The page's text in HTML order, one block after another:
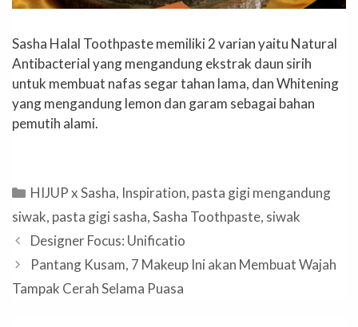
Sasha Halal Toothpaste memiliki 2 varian yaitu Natural
Antibacterial yang mengandung ekstrak daun sirih
untuk membuat nafas segar tahan lama, dan Whitening
yang mengandung lemon dan garam sebagai bahan
pemutih alami.
Categories
HIJUP x Sasha, Inspiration, pasta gigi mengandung
siwak, pasta gigi sasha,Sasha Toothpaste, siwak
Designer Focus: Unificatio
Pantang Kusam, 7 Makeup Ini akan Membuat Wajah
Tampak Cerah Selama Puasa